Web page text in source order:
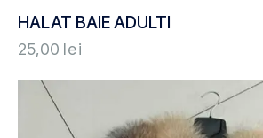
HALAT BAIE ADULTI
25,00 lei